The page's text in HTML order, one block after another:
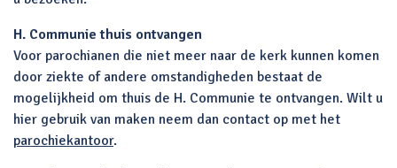
H. Communie thuis ontvangen
Voor parochianen die niet meer naar de kerk kunnen komen
door ziekte of andere omstandigheden bestaat de
mogelijkheid om thuis de H. Communie te ontvangen. Wilt u
hier gebruik van maken neem dan contact op met het
parochiekantoor.